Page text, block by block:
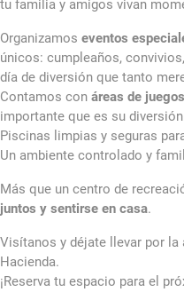
tu familia y amigos vivan
Organizamos eventos
únicos: cumpleaños,
día de diversión que tanto
Contamos con áreas de
importante que es su
Piscinas limpias y seguras
Un ambiente controlado y
Más que un centro de
juntos y sentirse en casa.
Visítanos y déjate llevar por la
Hacienda.
¡Reserva tu espacio para el